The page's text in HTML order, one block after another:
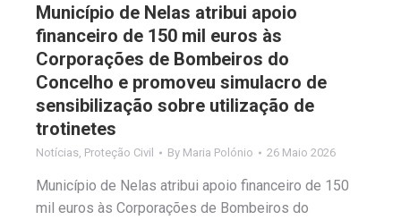
Município de Nelas atribui apoio
financeiro de 150 mil euros às
Corporações de Bombeiros do
Concelho e promoveu simulacro de
sensibilização sobre utilização de
trotinetes
Notícias Proteção Civil By Maria Polónio 26 Maio 2026
Município de Nelas atribui apoio financeiro de 150
mil euros às Corporações de Bombeiros do